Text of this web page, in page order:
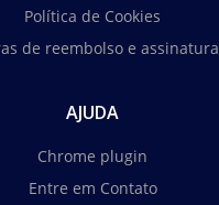
Política de Cookies
de reembolso e assinatura
AJUDA
Chrome plugin
Entre em Contato